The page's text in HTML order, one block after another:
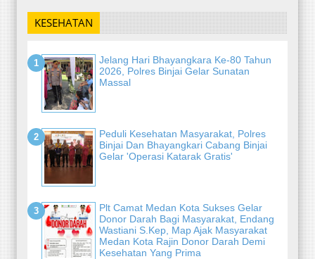
KESEHATAN
Jelang Hari Bhayangkara Ke-80 Tahun
2026, Polres Binjai Gelar Sunatan
Massal
Peduli Kesehatan Masyarakat, Polres
Binjai Dan Bhayangkari Cabang Binjai
Gelar 'Operasi Katarak Gratis'
Plt Camat Medan Kota Sukses Gelar
Donor Darah Bagi Masyarakat, Endang
Wastiani S.Kep, Map Ajak Masyarakat
Medan Kota Rajin Donor Darah Demi
Kesehatan Yang Prima